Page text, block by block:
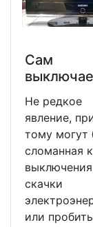
Сам
Не редкое
явление,
тому могут
сломанная
скачки
или